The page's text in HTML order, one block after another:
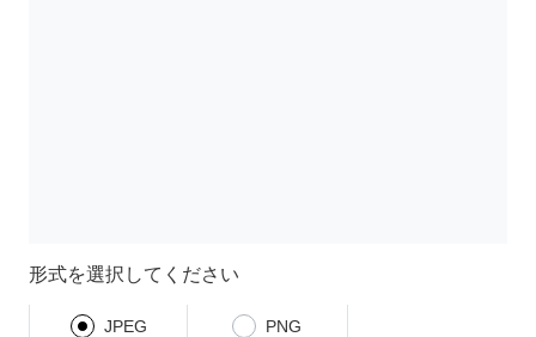
形式を選択してください
JPEG PNG